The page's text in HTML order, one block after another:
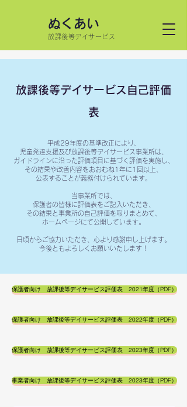
ぬくあい
放課後等デイサービス
放課後等デイサービス自己評価
表
平成29年度の基準改正により、
児童発達支援及び放課後等デイサービス事業所は、
ガイドラインに沿った評価項目に基づく評価を実施し、
その結果や改善内容をおおむね1年に1回以上、
公表することが義務付けられています。
当事業所では、
保護者の皆様に評価表をご記入いただき、
その結果と事業所の自己評価を取りまとめて、
ホームページにて公開しています。
日頃からご協力いただき、心より感謝申し上げます。
今後ともよろしくお願いいたします！
​保護者向け 放課後等デイサービス評価表 2021年度（PDF）
保護者向け 放課後等デイサービス評価表 2022年度（PDF）
保護者向け 放課後等デイサービス評価表 2023年度（PDF）
事業者向け 放課後等デイサービス評価表 2023年度（PDF）